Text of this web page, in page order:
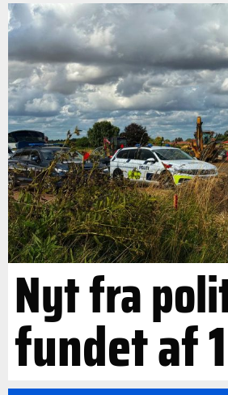
Nyt fra
fundet af